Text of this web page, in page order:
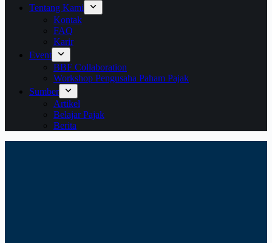
Tentang Kami
Kontak
FAQ
Karir
Event
BBF Collaboration
Workshop Pengusaha Paham Pajak
Sumber
Artikel
Belajar Pajak
Berita